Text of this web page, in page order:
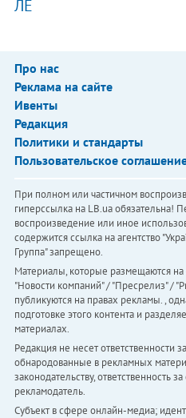
ЛЕ
Про нас
Реклама на сайте
Ивенты
Редакция
Политики и стандарты
Пользовательское
При полном или частичном
гиперссылка на LB.ua обязательна!
воспроизведение или иное
содержится ссылка на агентство
Группа" запрещено.
Материалы, которые размещаются на
"Новости компаний" / "Пресрелиз" /
публикуются на правах рекламы. ,
подготовке этого контента и
материалах.
Редакция не несет ответственности
обнародованные в рекламных
законодательству, ответственность
рекламодатель.
Субъект в сфере онлайн-медиа;